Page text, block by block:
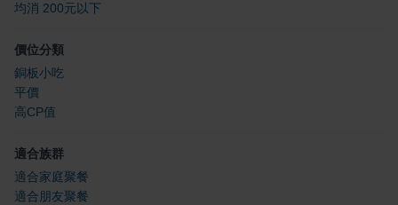
均消 200元以下
價位分類
銅板小吃
平價
高CP值
適合族群
適合家庭聚餐
適合朋友聚餐